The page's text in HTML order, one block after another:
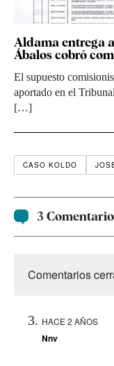
Aldama entrega
Ábalos cobró
El supuesto
aportado en el
[…]
CASO KOLDO
3
Comentarios
HACE 2 AÑOS
Nnv